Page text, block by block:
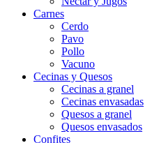
Carnes
Cerdo
Pavo
Pollo
Vacuno
Cecinas y Quesos
Cecinas a granel
Cecinas envasadas
Quesos a granel
Quesos envasados
Confites